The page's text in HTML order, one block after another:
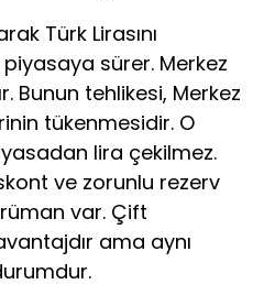
Türk Lirasını
sürer. Merkez
Bunun tehlikesi, Merkez
tükenmesidir. O
lira çekilmez.
ve zorunlu rezerv
var. Çift
ama aynı